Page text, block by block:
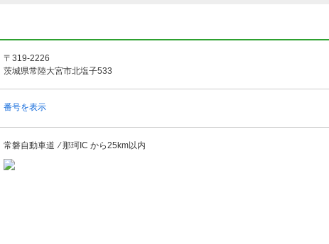
〒319-2226
茨城県常陸大宮市北塩子533
番号を表示
常磐自動車道 ⁄ 那珂IC から25km以内